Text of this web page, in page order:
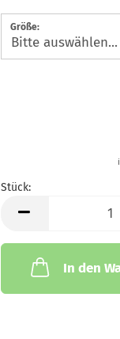
Größe:
Stück:
Stück
In den